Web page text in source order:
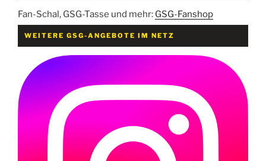
Fan-Schal, GSG-Tasse und mehr: GSG-Fanshop
WEITERE GSG-ANGEBOTE IM NETZ